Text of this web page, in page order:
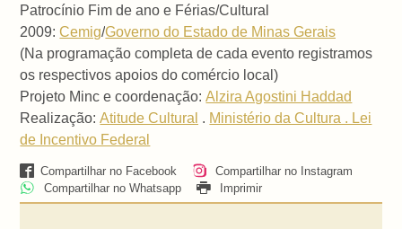
Patrocínio Fim de ano e Férias/Cultural
2009:Cemig/Governo do Estado de Minas Gerais
(Na programação completa de cada evento registramos
os respectivos apoios do comércio local)
Projeto Minc e coordenação:Alzira Agostini Haddad
Realização:Atitude Cultural . Ministério da Cultura . Lei
de Incentivo Federal
Compartilhar no Facebook
Compartilhar no Instagram
Compartilhar no Whatsapp
Imprimir